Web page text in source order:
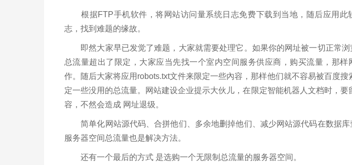
根据FTP手机软件，将网站访问量系统日志免费下载到当地，随后应用此
志，找到难题的缘故。
即然大家早已发觉了难题，大家就需要处理它。如果你的网址被一切正常浏
总流量超出了限定，大家应当先找一个室内空间服务供应商，购买流量，那样
作。随后大家将应用robots.txt文件来限定一些內容，那样他们就不容易被百度搜
定一些没用的总流量。网站建设企业提示大伙儿，在限定智能机器人文档时，要
容，不然会造成 网址退级。
简单化网站源代码、合拼他们、多余地删掉他们、减少网站源代码在数据库
服务器空间总流量也是解决方法。
还有一个最后的方式 是选购一个无限制总流量的服务器空间。